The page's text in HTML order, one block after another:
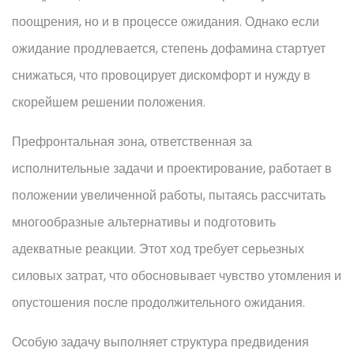
поощрения, но и в процессе ожидания. Однако если
ожидание продлевается, степень дофамина стартует
снижаться, что провоцирует дискомфорт и нужду в
скорейшем решении положения.
Префронтальная зона, ответственная за
исполнительные задачи и проектирование, работает в
положении увеличенной работы, пытаясь рассчитать
многообразные альтернативы и подготовить
адекватные реакции. Этот ход требует серьезных
силовых затрат, что обосновывает чувство утомления и
опустошения после продолжительного ожидания.
Особую задачу выполняет структура предвидения